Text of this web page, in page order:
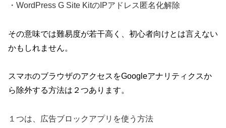
・WordPress G Site KitのIPアドレス匿名化解除
その意味では難易度が若干高く、初心者向けとは言えない
かもしれません。
スマホのブラウザのアクセスをGoogleアナリティクスか
ら除外する方法は２つあります。
１つは、広告ブロックアプリを使う方法